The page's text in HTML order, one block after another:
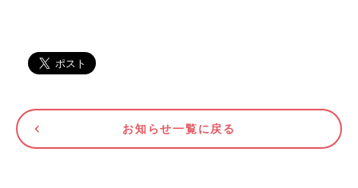
お知らせ一覧に戻る